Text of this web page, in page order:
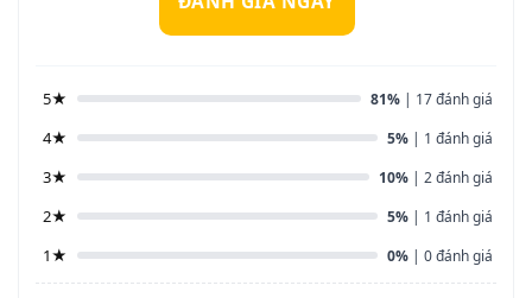
5★ 81% | 17 đánh giá
4★ 5% | 1 đánh giá
3★ 10% | 2 đánh giá
2★ 5% | 1 đánh giá
1★ 0% | 0 đánh giá